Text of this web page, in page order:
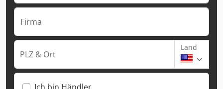
Firma
PLZ & Ort
Land